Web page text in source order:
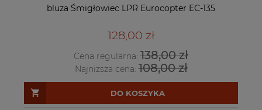
bluza Śmigłowiec LPR Eurocopter EC-135
128,00 zł
Cena regularna: 138,00 zł
Najniższa cena:108,00 zł
DO KOSZYKA